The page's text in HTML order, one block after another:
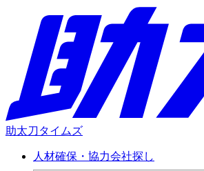
助太刀タイムズ
人材確保・協力会社探し